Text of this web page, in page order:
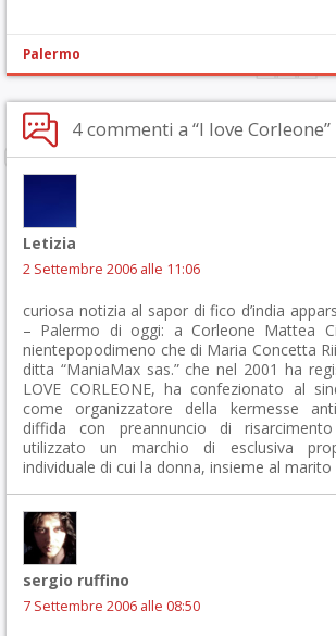
Palermo
4 commenti a “I love Corleone”
Letizia
2 Settembre 2006 alle 11:06
curiosa notizia al sapor di fico d’india
– Palermo di oggi: a Corleone Mattea
nientepopodimeno che di Maria Concetta
ditta “ManiaMax sas.” che nel 2001 ha
LOVE CORLEONE, ha confezionato al
come organizzatore della kermesse
diffida con preannuncio di
utilizzato un marchio di esclusiva
individuale di cui la donna, insieme al
sergio ruffino
7 Settembre 2006 alle 08:50